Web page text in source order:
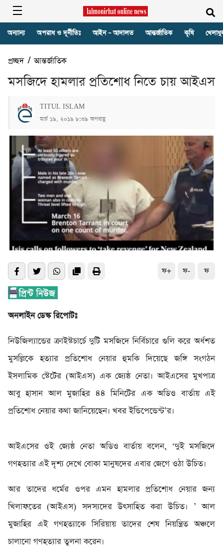
অন্যান্য অপরাধ ও দূর্নীতিঃ আইন – আদালত আন্তর্জাতিক কৃষি
প্রচ্ছদ/আন্তর্জাতিক
মসজিদে হামলার প্রতিশোধ নিতে চায় আইএস
TITUL ISLAM
মার্চ ১৯, ২০১৯ ৮:৩৯ অপরাহ্ণ
ফ+ ফ- ফ
অনলাইন ডেস্ক রিপোটঃ
নিউজিল্যান্ডের ক্রাইস্টচার্চে দুটি মসজিদে নির্বিচারে গুলি করে অর্ধশত
মুসল্লিকে হত্যার প্রতিশোধ নেয়ার হুমকি দিয়েছে জঙ্গি সংগঠন
ইসলামিক স্টেটের (আইএস) এক জ্যেষ্ঠ নেতা। আইএসের মুখপাত্র
আবু হাসান আল মুজাহির ৪৪ মিনিটের এক অডিও বার্তায় এই
প্রতিশোধ নেয়ার কথা জানিয়েছেন। খবর ইন্ডিপেন্ডেন্ট’র।
আইএসের ওই জ্যেষ্ঠ নেতা অডিও বার্তায় বলেন, ‘দুই মসজিদে
গণহত্যার এই দৃশ্য দেখে বোকা মানুষদের এবার জেগে ওঠা উচিত।
আর তাদের ধর্মের ওপর এমন হামলার প্রতিশোধ নেয়ার জন্য
খিলাফতের (আইএস) সদস্যদের উৎসাহিত করা উচিত। ’ আল
মুজাহির এই গণহত্যাকে সিরিয়ায় তাদের শেষ নিয়ন্ত্রিত অঞ্চলে
চালানো গণহত্যার তুলনা করেন।